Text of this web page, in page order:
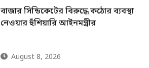
বাজার সিন্ডিকেটের বিরুদ্ধে কঠোর ব্যবস্থা
নেওয়ার হুঁশিয়ারি আইনমন্ত্রীর
August 8, 2026